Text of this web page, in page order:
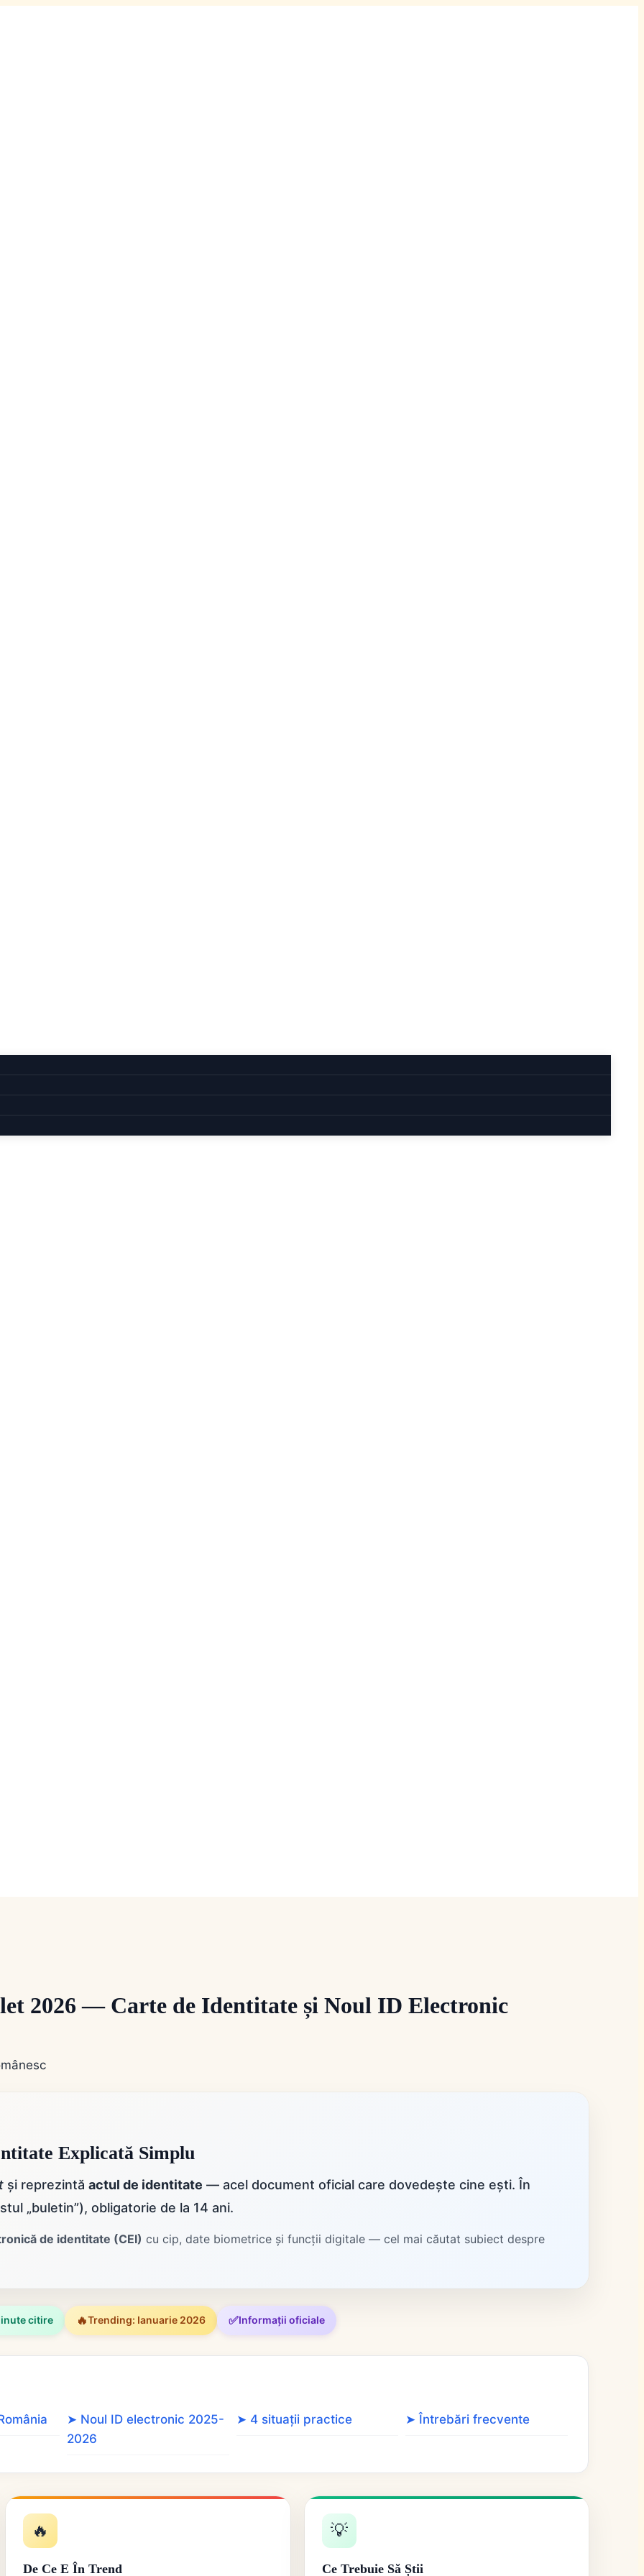
2026 — Carte de Identitate și Noul ID Electronic
Explicată Simplu
și reprezintă actul de identitate — acel document oficial care dovedește cine ești. În
„buletin”), obligatorie de la 14 ani.
de identitate (CEI) cu cip, date biometrice și funcții digitale — cel mai căutat subiect despre
citire 🔥Trending: Ianuarie 2026 ✅Informații oficiale
➤ Noul ID electronic 2025-
2026
➤ 4 situații practice ➤ Întrebări frecvente
🔥
De Ce E În Trend
💡
Ce Trebuie Să Știi